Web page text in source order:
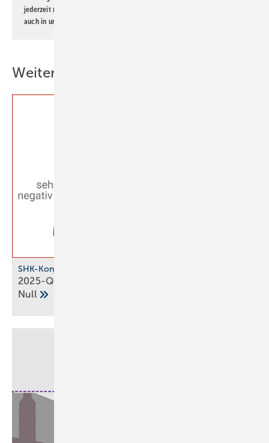
jederzeit möglich. Informationen zum Umgang mit Daten finden Sie
auch in unserer
Weitere Inhalte
SHK-Konjunkturbarometer
2025-Q4: SHK-Geschäftsklima bleibt über der
Null